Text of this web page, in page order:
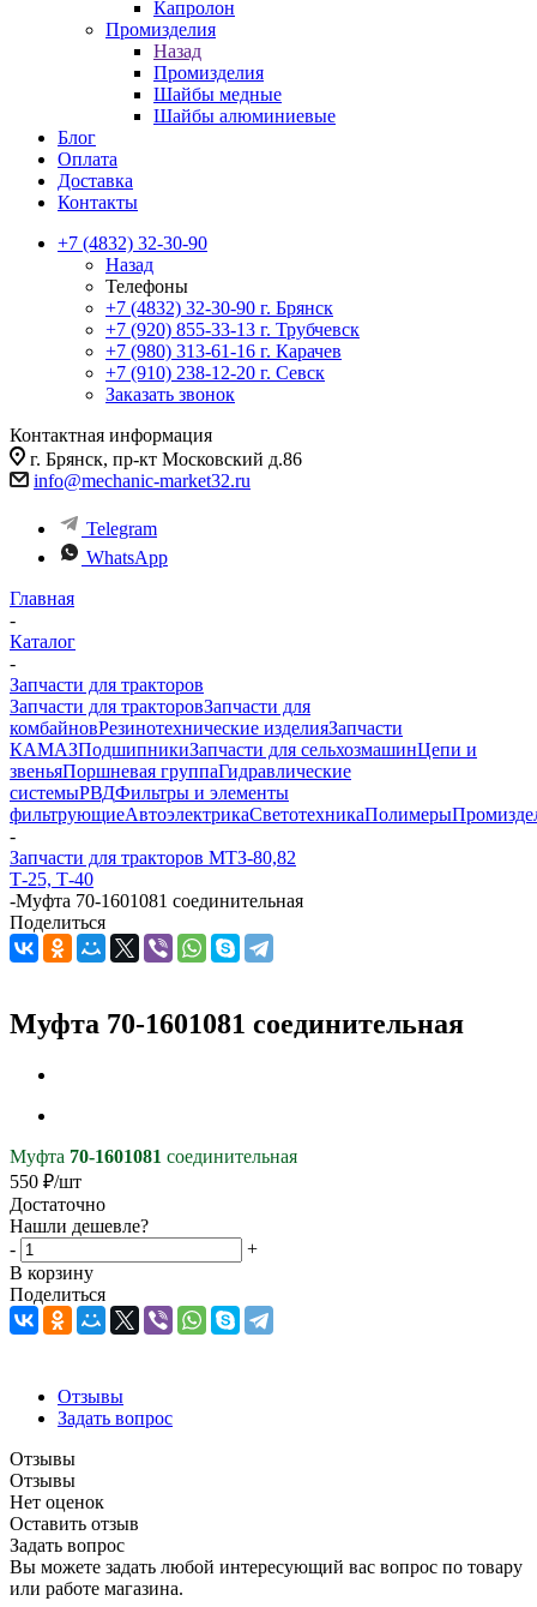
Капролон
Промизделия
Назад
Промизделия
Шайбы медные
Шайбы алюминиевые
Блог
Оплата
Доставка
Контакты
+7 (4832) 32-30-90
Назад
Телефоны
+7 (4832) 32-30-90 г. Брянск
+7 (920) 855-33-13 г. Трубчевск
+7 (980) 313-61-16 г. Карачев
+7 (910) 238-12-20 г. Севск
Заказать звонок
Контактная информация
г. Брянск, пр-кт Московский д.86
info@mechanic-market32.ru
Telegram
WhatsApp
Главная
-
Каталог
-
Запчасти для тракторов
Запчасти для тракторовЗапчасти для
комбайновРезинотехнические изделияЗапчасти
КАМАЗПодшипникиЗапчасти для сельхозмашинЦепи и
звеньяПоршневая группаГидравлические
системыРВДФильтры и элементы
фильтрующиеАвтоэлектрикаСветотехникаПолимеры
-
Запчасти для тракторов МТЗ-80,82
Т-25, Т-40
-Муфта 70-1601081 соединительная
Поделиться
Муфта 70-1601081 соединительная
Муфта 70-1601081 соединительная
550 ₽/шт
Достаточно
Нашли дешевле?
-
+
В корзину
Поделиться
Отзывы
Задать вопрос
Отзывы
Отзывы
Нет оценок
Оставить отзыв
Задать вопрос
Вы можете задать любой интересующий вас вопрос по товару
или работе магазина.